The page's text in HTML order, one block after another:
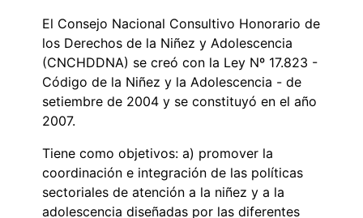
El Consejo Nacional Consultivo Honorario de
los Derechos de la Niñez y Adolescencia
(CNCHDDNA) se creó con la Ley Nº 17.823 -
Código de la Niñez y la Adolescencia - de
setiembre de 2004 y se constituyó en el año
2007.
Tiene como objetivos: a) promover la
coordinación e integración de las políticas
sectoriales de atención a la niñez y a la
adolescencia diseñadas por las diferentes